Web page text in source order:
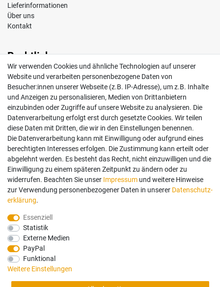
Lieferinformationen
Über uns
Kontakt
Rechtliches
Impressum
AGB
Widerrufsrecht
Datenschutz
Vertrag widerrufen
Mein Konto
Anmelden
Registrieren
Bezahlung und Versand
Wir bieten Ihnen viele Möglichkeiten einer sicheren Bezahlung.
Wir verwenden Cookies und ähnliche Technologien auf unserer
Website und verarbeiten personenbezogene Daten von
Besucher:innen unserer Webseite (z.B. IP-Adresse), um z.B. Inhalte
und Anzeigen zu personalisieren, Medien von Drittanbietern
einzubinden oder Zugriffe auf unsere Website zu analysieren. Die
Datenverarbeitung erfolgt erst durch gesetzte Cookies. Wir teilen
diese Daten mit Dritten, die wir in den Einstellungen benennen.
Die Datenverarbeitung kann mit Einwilligung oder aufgrund eines
berechtigten Interesses erfolgen. Die Zustimmung kann erteilt oder
abgelehnt werden. Es besteht das Recht, nicht einzuwilligen und die
Einwilligung zu einem späteren Zeitpunkt zu ändern oder zu
widerrufen. Beachten Sie unser Impressum und weitere Hinweise
zur Verwendung personenbezogener Daten in unserer Daten­schutz­
erklärung.
Essenziell
Statistik
Externe Medien
PayPal
Funktional
Weitere Einstellungen